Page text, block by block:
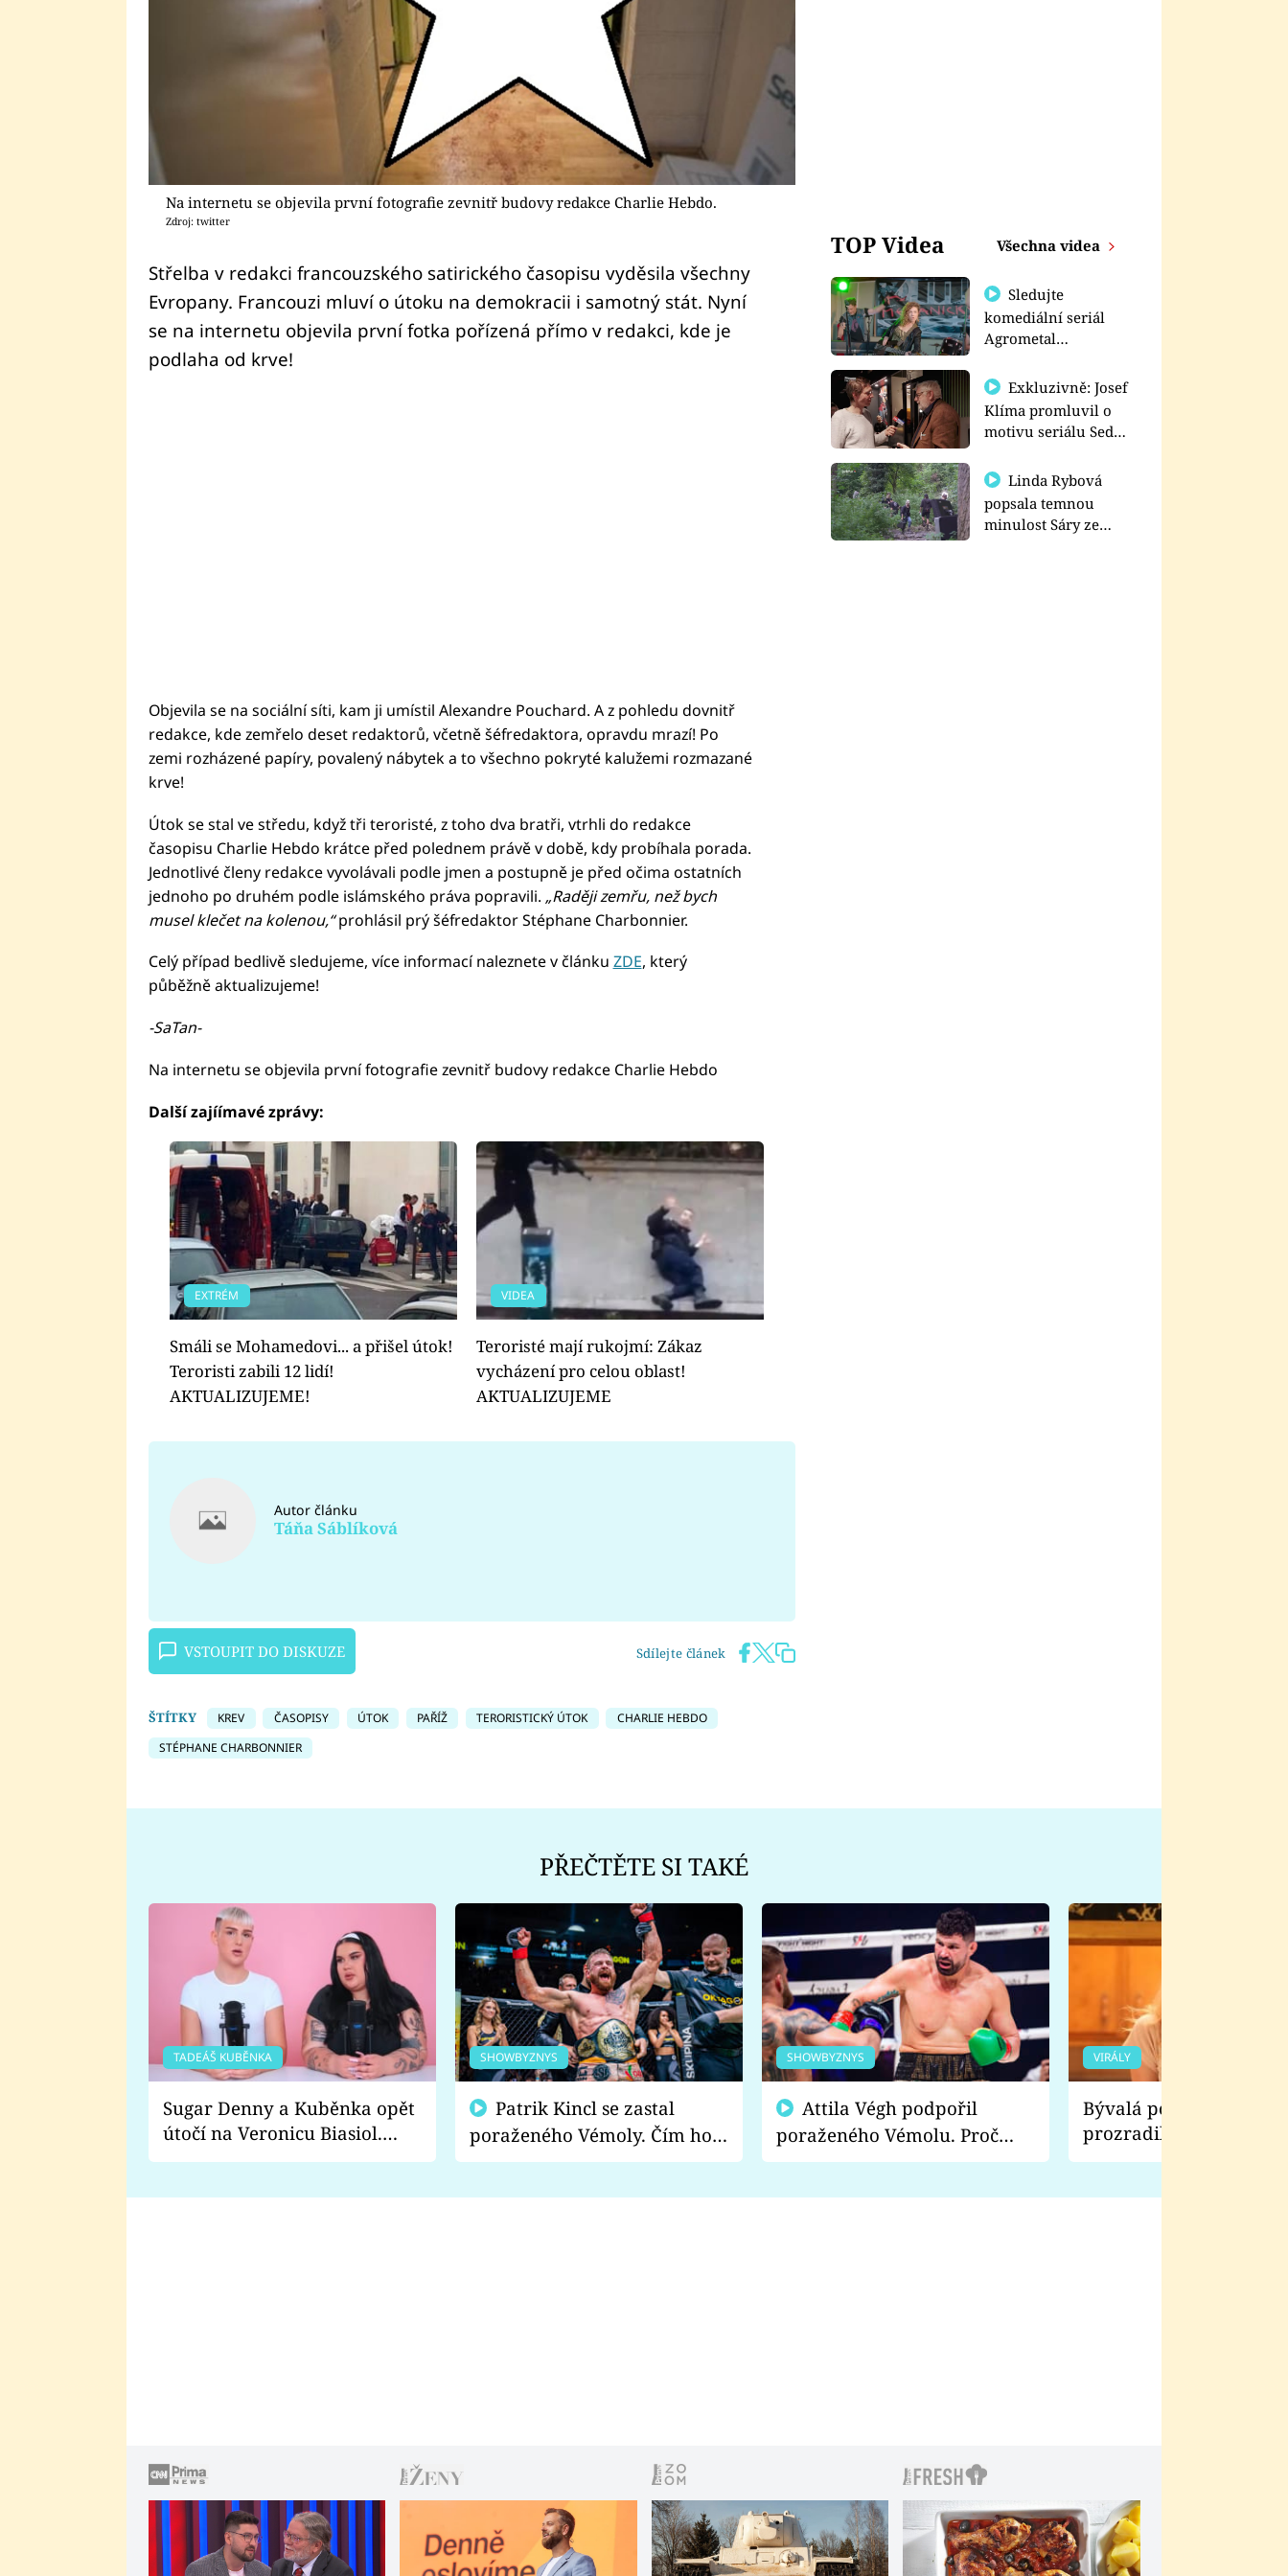
Na internetu se objevila první fotografie zevnitř budovy redakce Charlie Hebdo.
Zdroj: twitter
Střelba v redakci francouzského satirického časopisu vyděsila všechny
Evropany. Francouzi mluví o útoku na demokracii i samotný stát. Nyní
se na internetu objevila první fotka pořízená přímo v redakci, kde je
podlaha od krve!
Objevila se na sociální síti, kam ji umístil Alexandre Pouchard. A z pohledu dovnitř
redakce, kde zemřelo deset redaktorů, včetně šéfredaktora, opravdu mrazí! Po
zemi rozházené papíry, povalený nábytek a to všechno pokryté kalužemi rozmazané
krve!
Útok se stal ve středu, když tři teroristé, z toho dva bratři, vtrhli do redakce
časopisu Charlie Hebdo krátce před polednem právě v době, kdy probíhala porada.
Jednotlivé členy redakce vyvolávali podle jmen a postupně je před očima ostatních
jednoho po druhém podle islámského práva popravili. „Raději zemřu, než bych
musel klečet na kolenou,“prohlásil prý šéfredaktor Stéphane Charbonnier.
Celý případ bedlivě sledujeme, více informací naleznete v článku ZDE, který
půběžně aktualizujeme!
-SaTan-
Na internetu se objevila první fotografie zevnitř budovy redakce Charlie Hebdo
Další zajíímavé zprávy:
EXTRÉM
Smáli se Mohamedovi... a přišel útok!
Teroristi zabili 12 lidí!
AKTUALIZUJEME!
VIDEA
Teroristé mají rukojmí: Zákaz
vycházení pro celou oblast!
AKTUALIZUJEME
Autor článku
Táňa Sáblíková
VSTOUPIT DO DISKUZE Sdílejte článek
ŠTÍTKY KREV ČASOPISY ÚTOK PAŘÍŽ TERORISTICKÝ ÚTOK
CHARLIE HEBDO
STÉPHANE CHARBONNIER
TOP Videa Všechna videa
Sledujte
komediální seriál
Agrometal
prima+
Exkluzivně: Josef
Klíma promluvil o
motivu seriálu Sedm
Linda Rybová
popsala temnou
minulost Sáry ze
PŘEČTĚTE SI TAKÉ
TADEÁŠ KUBĚNKA
Sugar Denny a Kuběnka opět
útočí na Veronicu Biasiol.
Proč je podle nich falešná a
SHOWBYZNYS
poraženého Vémoly. Čím ho
fanoušci naštvali?
SHOWBYZNYS
poraženého Vémolu. Proč
chce raději zápasit s ním než
VIRÁLY
Bývalá pornoherečka
prozradila, co ji
natáčení Euforie.